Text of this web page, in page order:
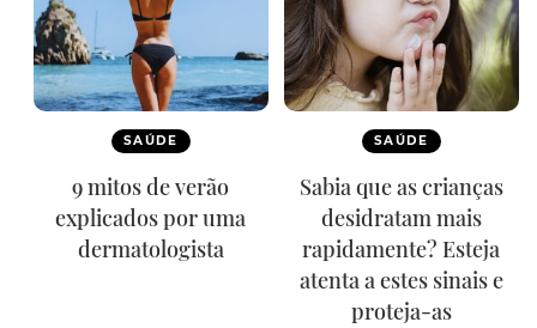
SAÚDE
9 mitos de verão
explicados por uma
dermatologista
SAÚDE
Sabia que as crianças
desidratam mais
rapidamente? Esteja
atenta a estes sinais e
proteja-as